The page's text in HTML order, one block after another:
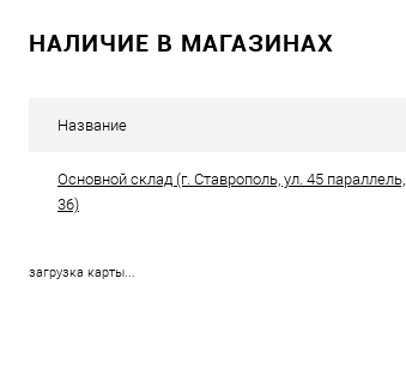
Купить в 1 клик
К сравнению
НАЛИЧИЕ В МАГАЗИНАХ
Название
Основной склад (г. Ставрополь, ул. 45 параллель,
36)
загрузка карты...